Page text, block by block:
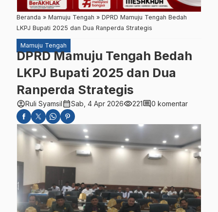
Beranda » Mamuju Tengah » DPRD Mamuju Tengah Bedah
LKPJ Bupati 2025 dan Dua Ranperda Strategis
Mamuju Tengah
DPRD Mamuju Tengah Bedah
LKPJ Bupati 2025 dan Dua
Ranperda Strategis
account_circleRuli Syamsilcalendar_monthSab, 4 Apr 2026visibility221comment0 komentar